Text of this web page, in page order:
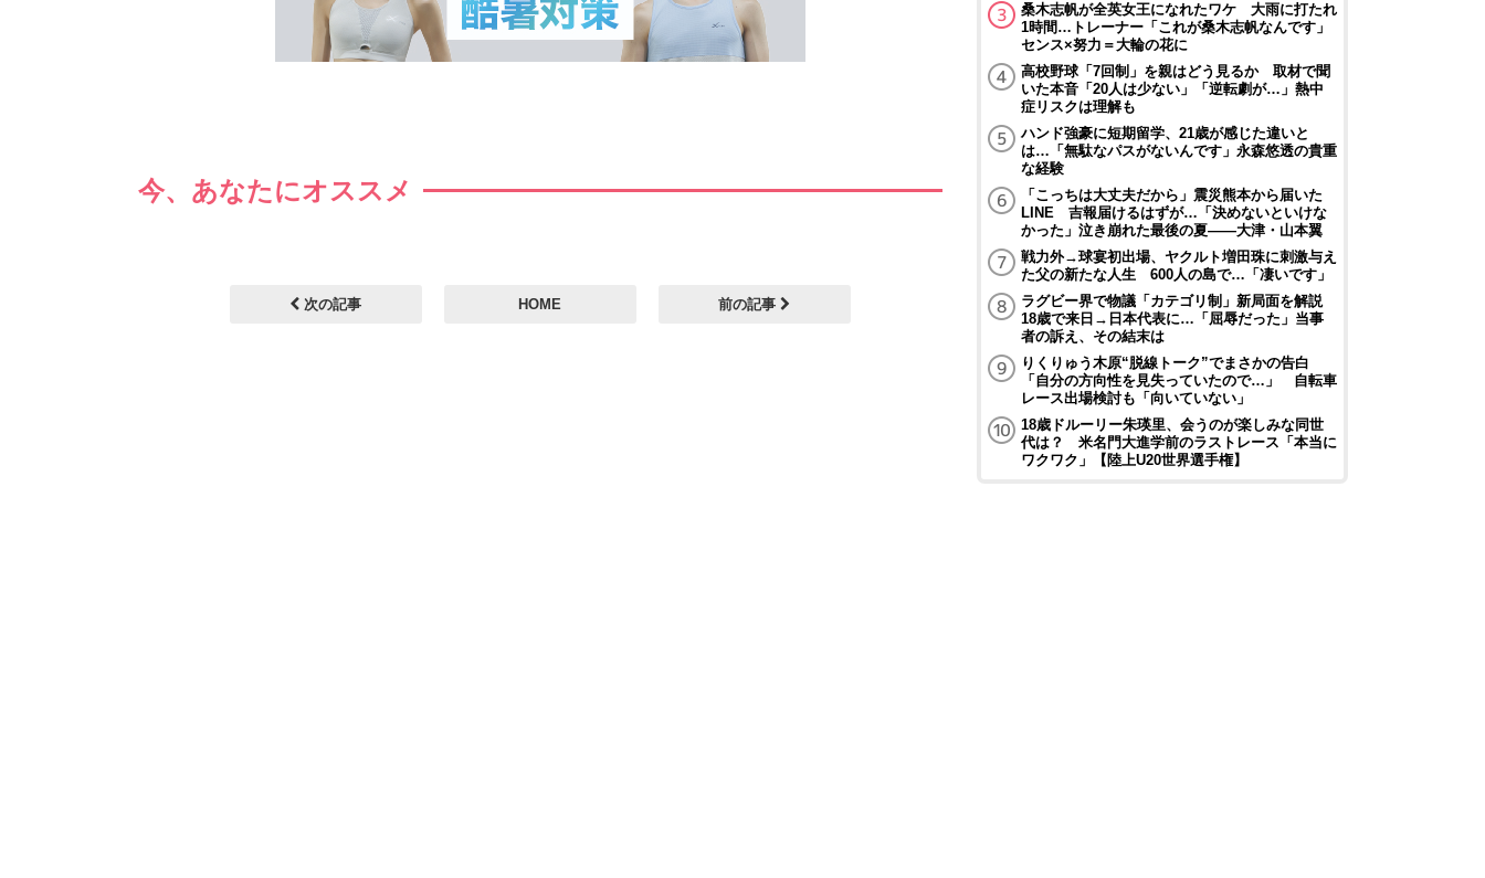
今、あなたにオススメ
次の記事 HOME 前の記事
桑木志帆が全英女王になれたワケ 大雨に打たれ
1時間…トレーナー「これが桑木志帆なんです」
センス×努力＝大輪の花に
高校野球「7回制」を親はどう見るか 取材で聞
いた本音「20人は少ない」「逆転劇が…」熱中
症リスクは理解も
ハンド強豪に短期留学、21歳が感じた違いと
は…「無駄なパスがないんです」永森悠透の貴重
な経験
「こっちは大丈夫だから」震災熊本から届いた
LINE 吉報届けるはずが…「決めないといけな
かった」泣き崩れた最後の夏――大津・山本翼
戦力外→球宴初出場、ヤクルト増田珠に刺激与え
た父の新たな人生 600人の島で…「凄いです」
ラグビー界で物議「カテゴリ制」新局面を解説
18歳で来日→日本代表に…「屈辱だった」当事
者の訴え、その結末は
りくりゅう木原“脱線トーク”でまさかの告白
「自分の方向性を見失っていたので…」 自転車
レース出場検討も「向いていない」
18歳ドルーリー朱瑛里、会うのが楽しみな同世
代は？ 米名門大進学前のラストレース「本当に
ワクワク」【陸上U20世界選手権】